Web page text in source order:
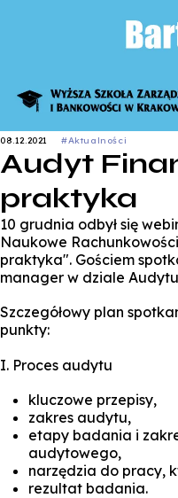
08.12.2021 #Aktualności
Audyt
praktyka
10 grudnia odbył się
Naukowe
praktyka". Gościem
manager w dziale Audytu
Szczegółowy plan
punkty:
I. Proces audytu
kluczowe przepisy,
zakres audytu,
etapy badania i
audytowego,
narzędzia do pracy,
rezultat badania.